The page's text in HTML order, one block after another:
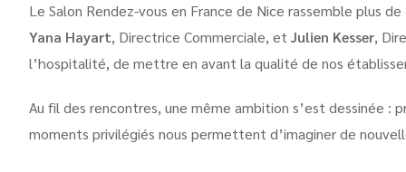
Le Salon Rendez-vous en France de Nice rassemble plus
Yana Hayart, Directrice Commerciale, et Julien Kesser,
l’hospitalité, de mettre en avant la qualité de nos
Au fil des rencontres, une même ambition s’est dessinée
moments privilégiés nous permettent d’imaginer de